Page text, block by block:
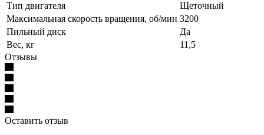
Тип двигателя
Щеточный
Максимальная скорость вращения, об/мин 3200
Пильный диск
Да
Вес, кг
11,5
Отзывы
Оставить отзыв